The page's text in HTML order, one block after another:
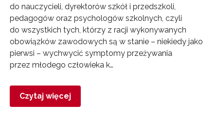
do nauczycieli, dyrektorów szkół i przedszkoli,
pedagogów oraz psychologów szkolnych, czyli
do wszystkich tych, którzy z racji wykonywanych
obowiązków zawodowych są w stanie – niekiedy jako
pierwsi – wychwycić symptomy przeżywania
przez młodego człowieka k…
Czytaj więcej